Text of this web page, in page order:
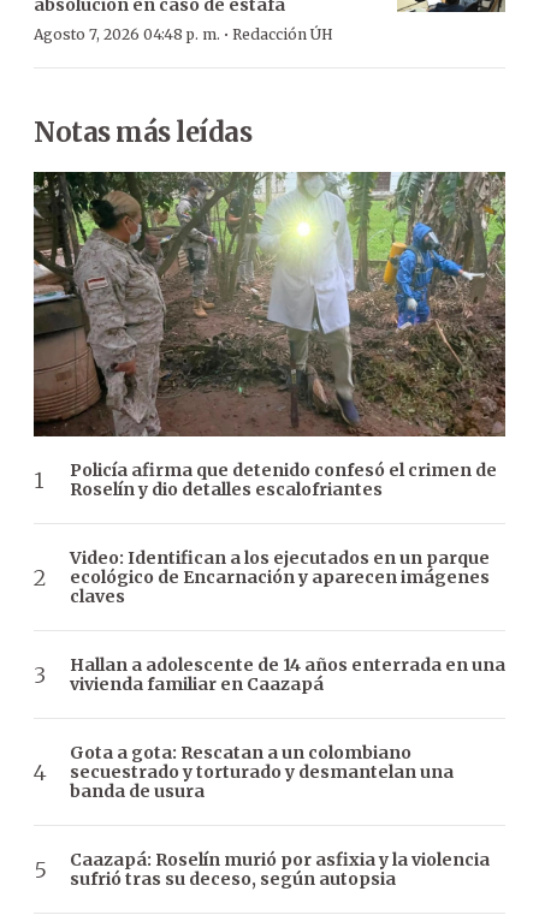
absolución en caso de estafa
Agosto 7, 2026 04:48 p. m. · Redacción ÚH
Notas más leídas
Policía afirma que detenido confesó el crimen de
Roselín y dio detalles escalofriantes
Video: Identifican a los ejecutados en un parque
ecológico de Encarnación y aparecen imágenes
claves
Hallan a adolescente de 14 años enterrada en una
vivienda familiar en Caazapá
Gota a gota: Rescatan a un colombiano
secuestrado y torturado y desmantelan una
banda de usura
Caazapá: Roselín murió por asfixia y la violencia
sufrió tras su deceso, según autopsia